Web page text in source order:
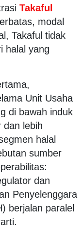
Takaful
modal
Takaful tidak
halal yang
Unit Usaha
di bawah induk
dan lebih
halal
sumber
dan
Penyelenggara
berjalan paralel